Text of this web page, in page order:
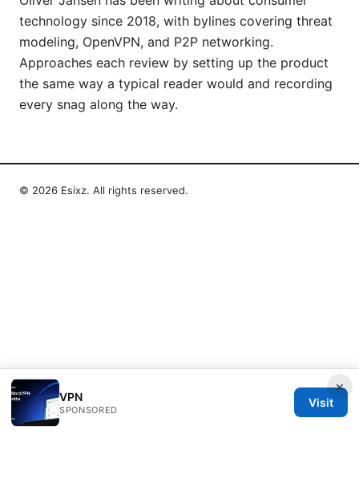
technology since 2018, with bylines covering threat
modeling, OpenVPN, and P2P networking.
Approaches each review by setting up the product
the same way a typical reader would and recording
every snag along the way.
×
VPN
SPONSORED
Visit
© 2026 Esixz. All rights reserved.